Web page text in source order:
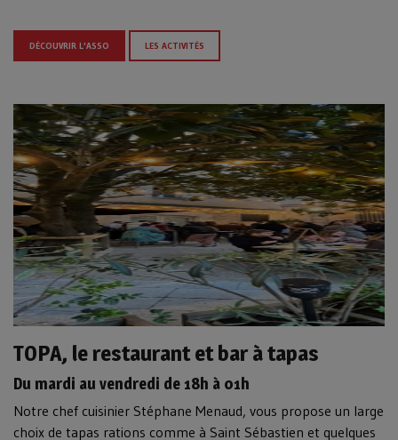
DÉCOUVRIR L'ASSO LES ACTIVITÉS
TOPA, le restaurant et bar à tapas
Du mardi au vendredi de 18h à 01h
Notre chef cuisinier Stéphane Menaud, vous propose un large
choix de tapas rations comme à Saint Sébastien et quelques